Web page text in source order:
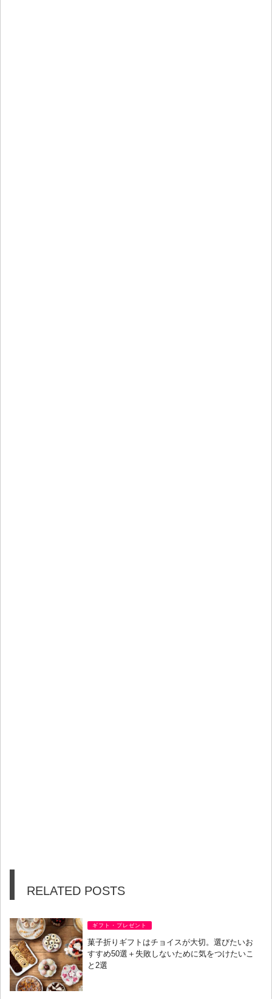
RELATED POSTS
ギフト・プレゼント
菓子折りギフトはチョイスが大切。選びたいお
すすめ50選＋失敗しないために気をつけたいこ
と2選